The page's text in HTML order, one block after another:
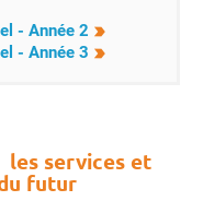
- Année 2
- Année 3
les services et
futur